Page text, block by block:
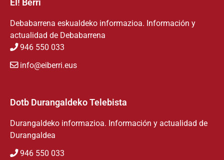
EI! Berri
Debabarrena eskualdeko informazioa. Información y
actualidad de Debabarrena
946 550 033
info@eiberri.eus
Dotb Durangaldeko Telebista
Durangaldeko informazioa. Información y actualidad de
Durangaldea
946 550 033